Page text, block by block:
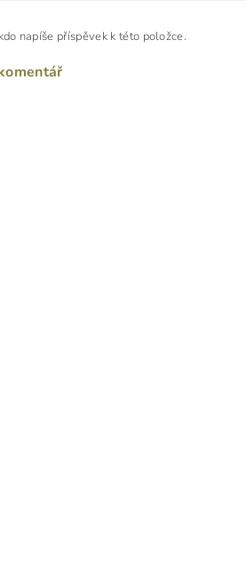
napíše příspěvek k této položce.